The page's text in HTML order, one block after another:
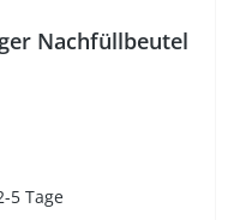
Nachfüllbeutel
5 Tage